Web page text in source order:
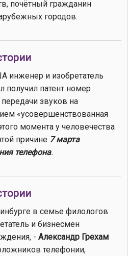
почётный гражданин
городов.
инженер и изобретатель
получил патент номер
звуков на
«усовершенствованная
момента у человечества
причине 7 марта
телефона.
в семье филологов
и бизнесмен
- Александр Грехам
телефонии,